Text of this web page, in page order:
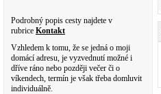
Podrobný popis cesty najdete v
rubrice Kontakt
Vzhledem k tomu, že se jedná o moji
domácí adresu, je vyzvednutí možné i
dříve ráno nebo později večer či o
víkendech, termín je však třeba domluvit
individuálně.